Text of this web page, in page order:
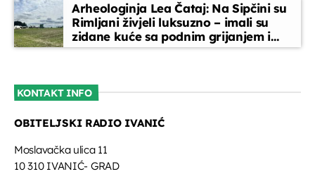
Arheologinja Lea Čataj: Na Sipčini su
Rimljani živjeli luksuzno – imali su
zidane kuće sa podnim grijanjem i
oslikanim zidovima
KONTAKT INFO
OBITELJSKI RADIO IVANIĆ
Moslavačka ulica 11
10 310 IVANIĆ- GRAD